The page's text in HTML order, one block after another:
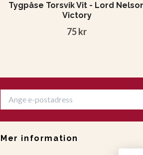
Tygpåse Torsvik Vit - Lord
Victory
75 kr
Mer information